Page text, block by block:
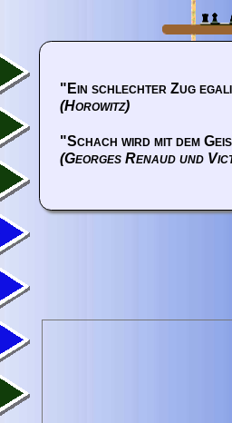
"Ein schlechter Zug
(Horowitz)
"Schach wird mit dem
(Georges Renaud und